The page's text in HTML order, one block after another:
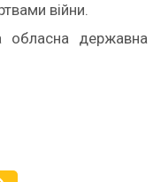
війни.
обласна державна